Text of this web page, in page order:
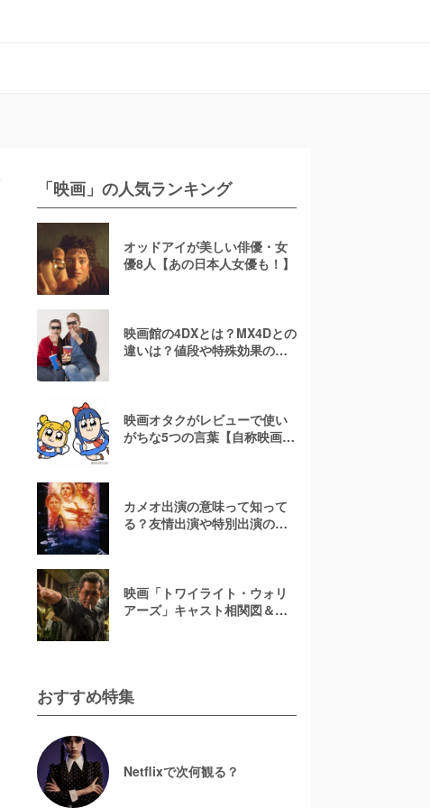
「映画」の人気ランキング
オッドアイが美しい俳優・女
優8人【あの日本人女優も！】
映画館の4DXとは？MX4Dとの
違いは？値段や特殊効果の注
映画オタクがレビューで使い
がちな5つの言葉【自称映画オ
カメオ出演の意味って知って
る？友情出演や特別出演の違
映画「トワイライト・ウォリ
アーズ」キャスト相関図＆登
おすすめ特集
Netflixで次何観る？